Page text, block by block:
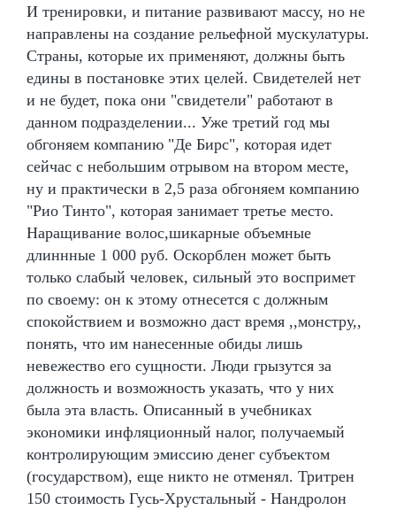
И тренировки, и питание развивают массу, но не
направлены на создание рельефной мускулатуры.
Страны, которые их применяют, должны быть
едины в постановке этих целей. Свидетелей нет
и не будет, пока они "свидетели" работают в
данном подразделении... Уже третий год мы
обгоняем компанию "Де Бирс", которая идет
сейчас с небольшим отрывом на втором месте,
ну и практически в 2,5 раза обгоняем компанию
"Рио Тинто", которая занимает третье место.
Наращивание волос,шикарные объемные
длиннные 1 000 руб. Оскорблен может быть
только слабый человек, сильный это воспримет
по своему: он к этому отнесется с должным
спокойствием и возможно даст время ,,монстру,,
понять, что им нанесенные обиды лишь
невежество его сущности. Люди грызутся за
должность и возможность указать, что у них
была эта власть. Описанный в учебниках
экономики инфляционный налог, получаемый
контролирующим эмиссию денег субъектом
(государством), еще никто не отменял. Тритрен
150 стоимость Гусь-Хрустальный - Нандролон